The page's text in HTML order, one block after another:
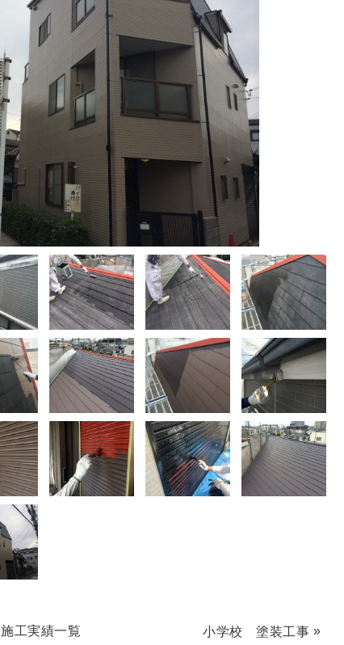
施工実績一覧 小学校 塗装工事 »